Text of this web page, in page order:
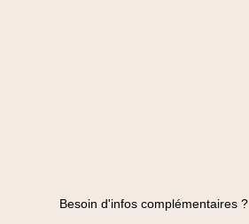
Besoin d'infos complémentaires ?